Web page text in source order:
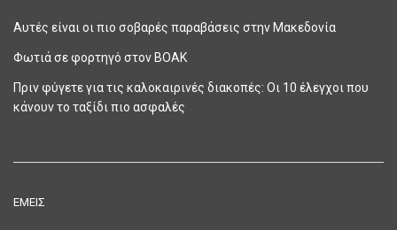
Αυτές είναι οι πιο σοβαρές παραβάσεις στην Μακεδονία
Φωτιά σε φορτηγό στον ΒΟΑΚ
Πριν φύγετε για τις καλοκαιρινές διακοπές: Οι 10 έλεγχοι που
κάνουν το ταξίδι πιο ασφαλές
ΕΜΕΙΣ